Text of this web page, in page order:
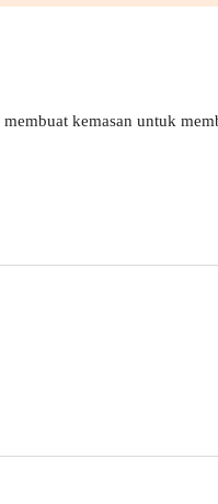
kemasan untuk